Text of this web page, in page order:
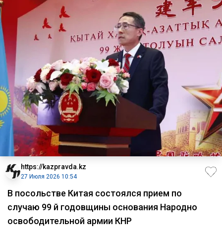
https://kazpravda.kz
27 Июля 2026 10:54
В посольстве Китая состоялся прием по
случаю 99 й годовщины основания Народно
освободительной армии КНР